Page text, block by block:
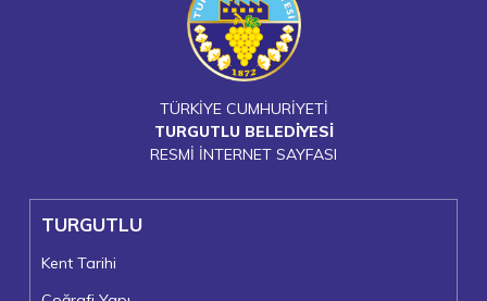
TÜRKİYE CUMHURİYETİ
TURGUTLU BELEDİYESİ
RESMİ İNTERNET SAYFASI
TURGUTLU
Kent Tarihi